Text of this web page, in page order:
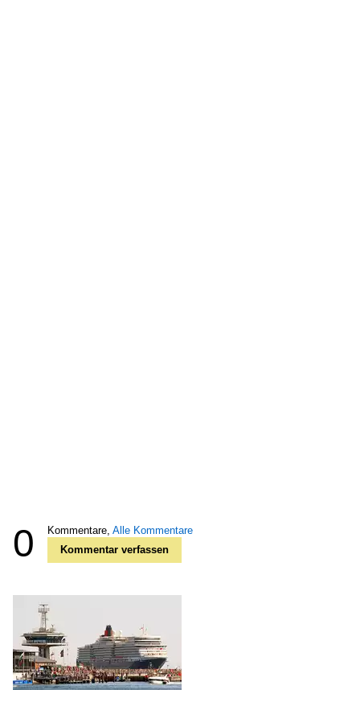
0 Kommentare, Alle Kommentare
Kommentar verfassen